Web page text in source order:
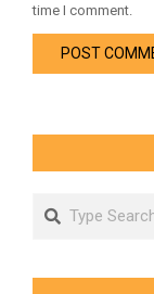
time I comment.
Search